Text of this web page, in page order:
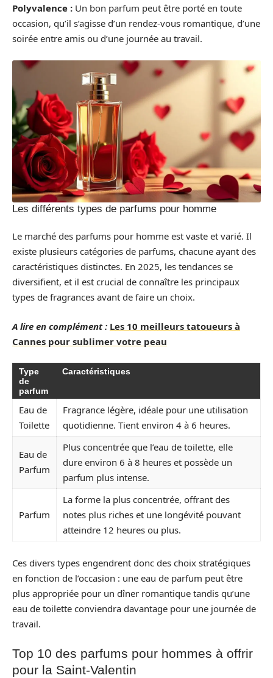
Polyvalence : Un bon parfum peut être porté en toute
occasion, qu’il s’agisse d’un rendez-vous romantique, d’une
soirée entre amis ou d’une journée au travail.
Les différents types de parfums pour homme
Le marché des parfums pour homme est vaste et varié. Il
existe plusieurs catégories de parfums, chacune ayant des
caractéristiques distinctes. En 2025, les tendances se
diversifient, et il est crucial de connaître les principaux
types de fragrances avant de faire un choix.
A lire en complément : Les 10 meilleurs tatoueurs à
Cannes pour sublimer votre peau
Type
de
parfum
Caractéristiques
Eau de
Toilette
Fragrance légère, idéale pour une utilisation
quotidienne. Tient environ 4 à 6 heures.
Eau de
Parfum
Plus concentrée que l’eau de toilette, elle
dure environ 6 à 8 heures et possède un
parfum plus intense.
Parfum
La forme la plus concentrée, offrant des
notes plus riches et une longévité pouvant
atteindre 12 heures ou plus.
Ces divers types engendrent donc des choix stratégiques
en fonction de l’occasion : une eau de parfum peut être
plus appropriée pour un dîner romantique tandis qu’une
eau de toilette conviendra davantage pour une journée de
travail.
Top 10 des parfums pour hommes à offrir
pour la Saint-Valentin